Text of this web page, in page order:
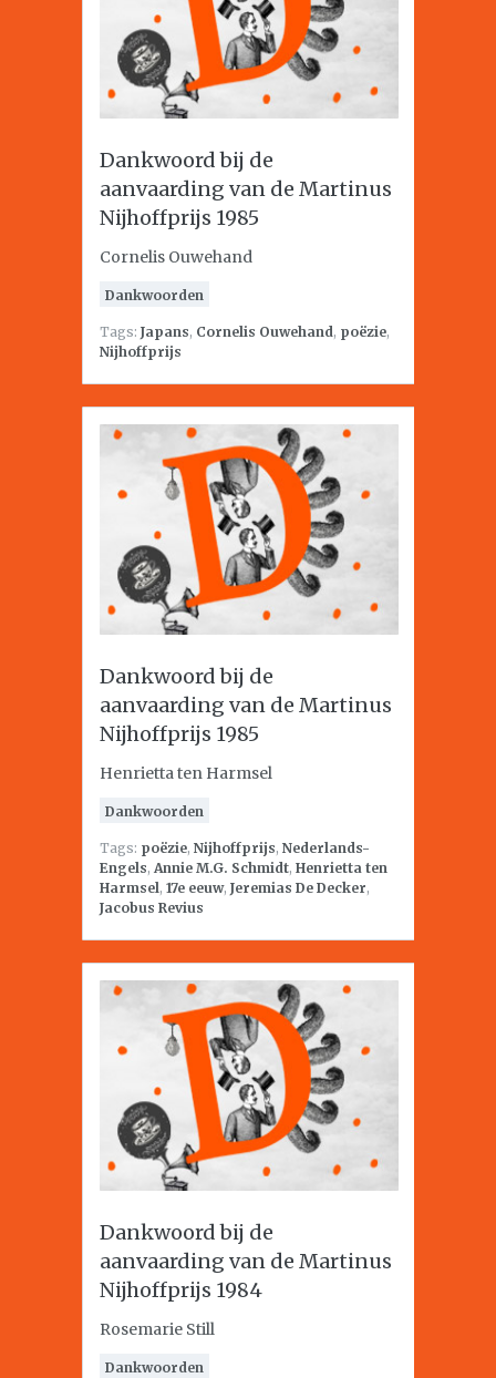
Dankwoord bij de
aanvaarding van de Martinus
Nijhoffprijs 1985
Cornelis Ouwehand
Dankwoorden
Tags: Japans, Cornelis Ouwehand, poëzie,
Nijhoffprijs
Dankwoord bij de
aanvaarding van de Martinus
Nijhoffprijs 1985
Henrietta ten Harmsel
Dankwoorden
Tags: poëzie, Nijhoffprijs, Nederlands-
Engels, Annie M.G. Schmidt, Henrietta ten
Harmsel, 17e eeuw, Jeremias De Decker,
Jacobus Revius
Dankwoord bij de
aanvaarding van de Martinus
Nijhoffprijs 1984
Rosemarie Still
Dankwoorden